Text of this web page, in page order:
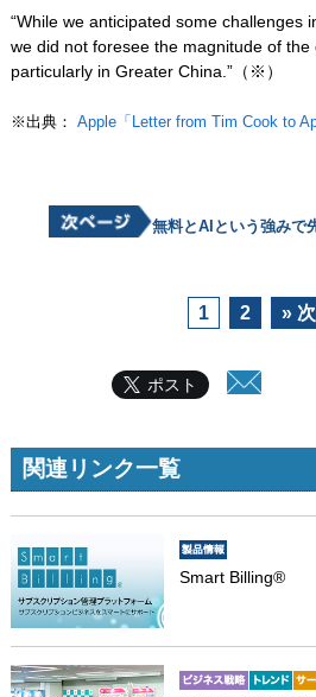
“While we anticipated some challenges
we did not foresee the magnitude of the
particularly in Greater China.”（※）
※出典： Apple「Letter from Tim Cook to
無料とAIという強みで
1 2 »
ポスト
関連リンク一覧
Smart Billing®